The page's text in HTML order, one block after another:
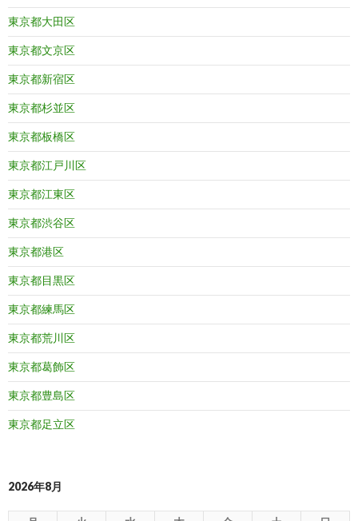
東京都大田区
東京都文京区
東京都新宿区
東京都杉並区
東京都板橋区
東京都江戸川区
東京都江東区
東京都渋谷区
東京都港区
東京都目黒区
東京都練馬区
東京都荒川区
東京都葛飾区
東京都豊島区
東京都足立区
2026年8月